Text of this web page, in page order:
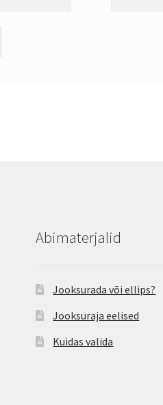
Abimaterjalid
Jooksurada või ellips?
Jooksuraja eelised
Kuidas valida